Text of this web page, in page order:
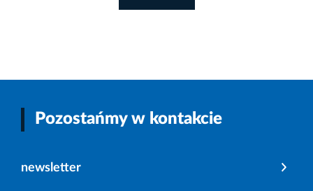
Pozostańmy w kontakcie
newsletter